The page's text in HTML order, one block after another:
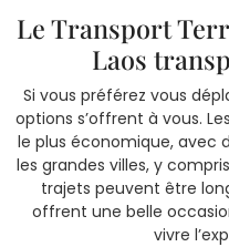
Le Transport
Laos
Si vous préférez vous
options s’offrent à vous.
le plus économique, avec
les grandes villes, y
trajets peuvent être
offrent une belle
vivre